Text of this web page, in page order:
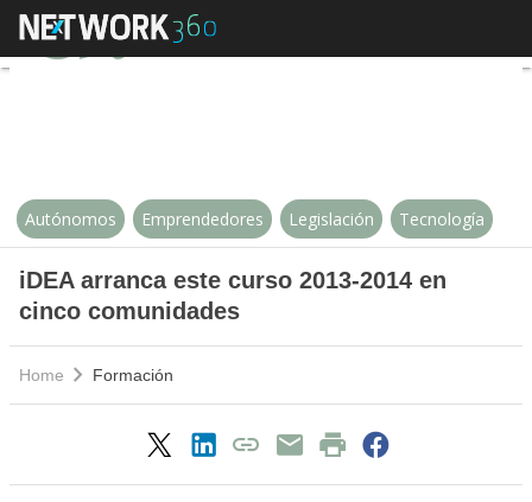
iDEA arranca este curso 2013-
Autónomos Emprendedores Legislación Tecnología
iDEA arranca este curso 2013-2014 en
cinco comunidades
Home Formación